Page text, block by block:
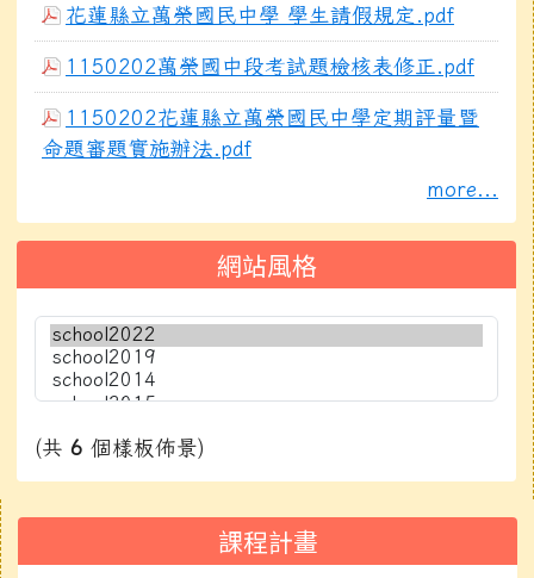
花蓮縣立萬榮國民中學 學生請假規定.pdf
1150202萬榮國中段考試題檢核表修正.pdf
1150202花蓮縣立萬榮國民中學定期評量暨
命題審題實施辦法.pdf
more...
網站風格
(共 6 個樣板佈景)
課程計畫